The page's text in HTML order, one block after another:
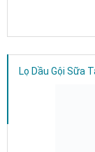
Lọ Dầu Gội Sữa